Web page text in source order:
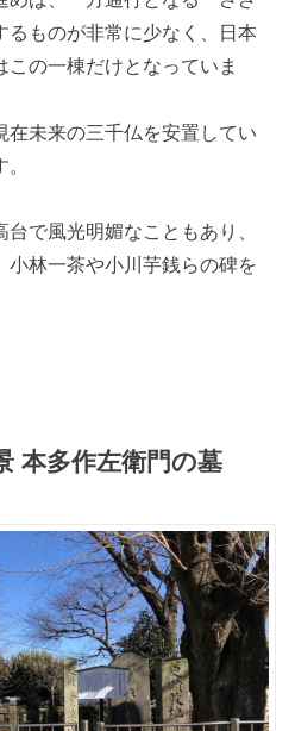
るものが非常に少なく、日本
の一棟だけとなっていま
在未来の三千仏を安置してい
で風光明媚なこともあり、
小林一茶や小川芋銭らの碑を
本多作左衛門の墓